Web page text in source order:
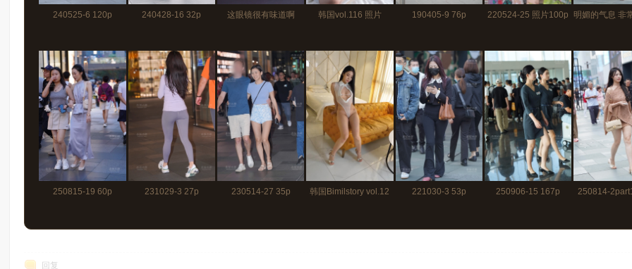
240525-6 120p 240428-16 32p 这眼镜很有味道啊 韩国vol.116 照片 190405-9 76p 220524-25 照片100p 明媚的气息 非
90p+视
250815-19 60p 231029-3 27p 230514-27 35p 韩国Bimilstory vol.12 221030-3 53p 250906-15 167p 250814-
回复